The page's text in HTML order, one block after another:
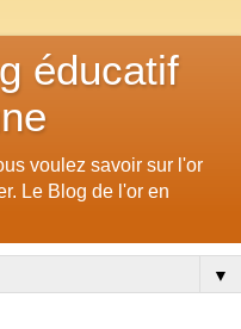
éducatif
voulez savoir sur l'or
Le Blog de l'or en
▼